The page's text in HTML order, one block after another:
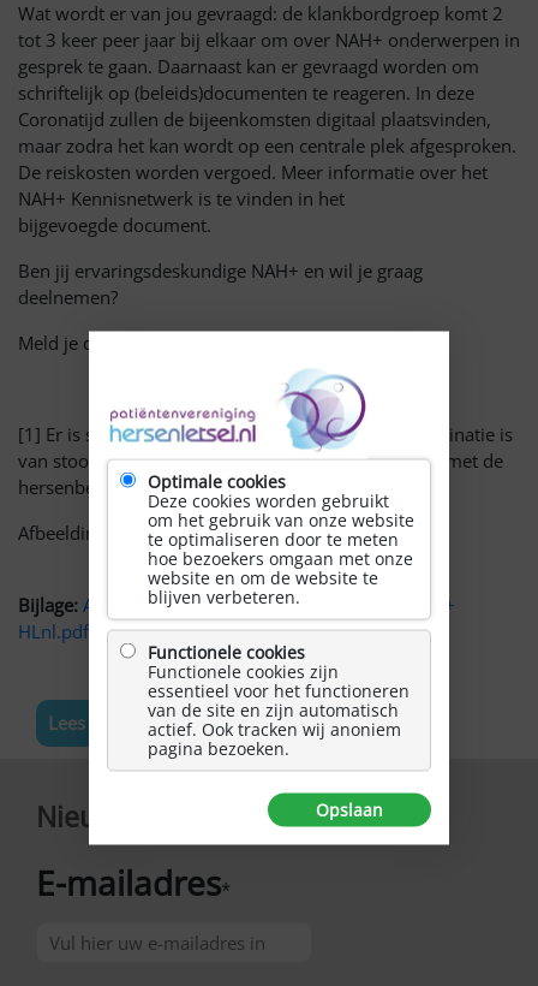
Wat wordt er van jou gevraagd: de klankbordgroep komt 2
tot 3 keer peer jaar bij elkaar om over NAH+ onderwerpen in
gesprek te gaan. Daarnaast kan er gevraagd worden om
schriftelijk op (beleids)documenten te reageren. In deze
Coronatijd zullen de bijeenkomsten digitaal plaatsvinden,
maar zodra het kan wordt op een centrale plek afgesproken.
De reiskosten worden vergoed. Meer informatie over het
NAH+ Kennisnetwerk is te vinden in het
bijgevoegde document.
Ben jij ervaringsdeskundige NAH+ en wil je graag
deelnemen?
Meld je dan aan via: info@hersenletsel.nl
[1] Er is sprake van NAH+ als er een complexe combinatie is
van stoornissen die direct of indirect samenhangen met de
hersenbeschadiging
Afbeelding van Gerd AltmannviaPixabay
Bijlage: Aanvullende informatie kennisnetwerk NAH+
HLnl.pdf
Lees meer nieuws
Nieuwsbrief
E-mailadres*
Optimale cookies
Deze cookies worden gebruikt
om het gebruik van onze website
te optimaliseren door te meten
hoe bezoekers omgaan met onze
website en om de website te
blijven verbeteren.
Functionele cookies
Functionele cookies zijn
essentieel voor het functioneren
van de site en zijn automatisch
actief. Ook tracken wij anoniem
pagina bezoeken.
Opslaan